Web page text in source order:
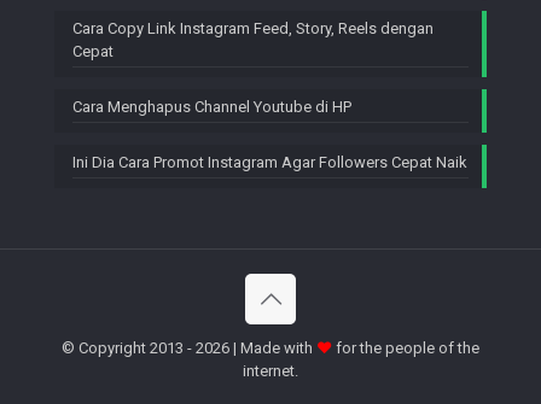
Cara Copy Link Instagram Feed, Story, Reels dengan
Cepat
Cara Menghapus Channel Youtube di HP
Ini Dia Cara Promot Instagram Agar Followers Cepat Naik
© Copyright 2013 - 2026 | Made with ♥ for the people of the
internet.